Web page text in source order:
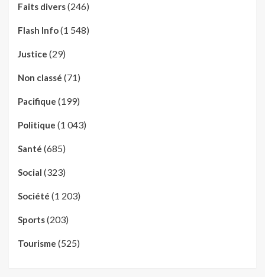
Faits divers(246)
Flash Info(1 548)
Justice (29)
Non classé (71)
Pacifique (199)
Politique (1 043)
Santé (685)
Social (323)
Société (1 203)
Sports(203)
Tourisme (525)